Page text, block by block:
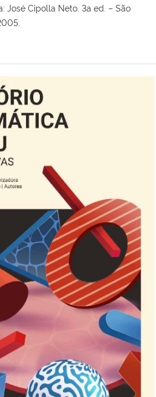
José Cipolla Neto. 3a ed. – São